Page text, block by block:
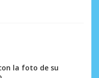
la foto de su